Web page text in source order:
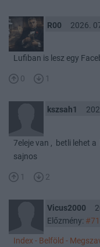
R00 2026.
Lufiban is lesz egy
0 1
kszsah1
7eleje van , betli lehet
sajnos
1 2
Vicus2000
Előzmény:
Index - Belföld -